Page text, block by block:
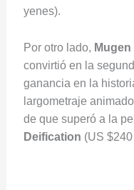
yenes).
Por otro lado,
convirtió en la
ganancia en la
largometraje
de que superó a la
Deification (US